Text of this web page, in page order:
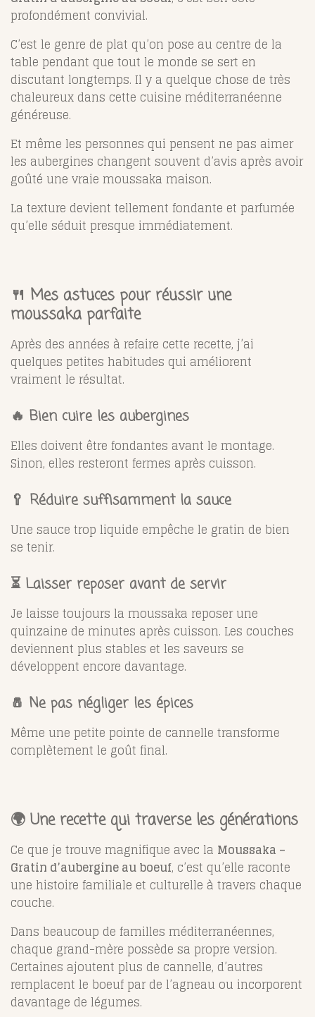
profondément convivial.
C’est le genre de plat qu’on pose au centre de la
table pendant que tout le monde se sert en
discutant longtemps. Il y a quelque chose de très
chaleureux dans cette cuisine méditerranéenne
généreuse.
Et même les personnes qui pensent ne pas aimer
les aubergines changent souvent d’avis après avoir
goûté une vraie moussaka maison.
La texture devient tellement fondante et parfumée
qu’elle séduit presque immédiatement.
🍴 Mes astuces pour réussir une
moussaka parfaite
Après des années à refaire cette recette, j’ai
quelques petites habitudes qui améliorent
vraiment le résultat.
🔥 Bien cuire les aubergines
Elles doivent être fondantes avant le montage.
Sinon, elles resteront fermes après cuisson.
🥄 Réduire suffisamment la sauce
Une sauce trop liquide empêche le gratin de bien
se tenir.
⏳ Laisser reposer avant de servir
Je laisse toujours la moussaka reposer une
quinzaine de minutes après cuisson. Les couches
deviennent plus stables et les saveurs se
développent encore davantage.
🧂 Ne pas négliger les épices
Même une petite pointe de cannelle transforme
complètement le goût final.
🌍 Une recette qui traverse les générations
Ce que je trouve magnifique avec la Moussaka –
Gratin d’aubergine au boeuf, c’est qu’elle raconte
une histoire familiale et culturelle à travers chaque
couche.
Dans beaucoup de familles méditerranéennes,
chaque grand-mère possède sa propre version.
Certaines ajoutent plus de cannelle, d’autres
remplacent le boeuf par de l’agneau ou incorporent
davantage de légumes.